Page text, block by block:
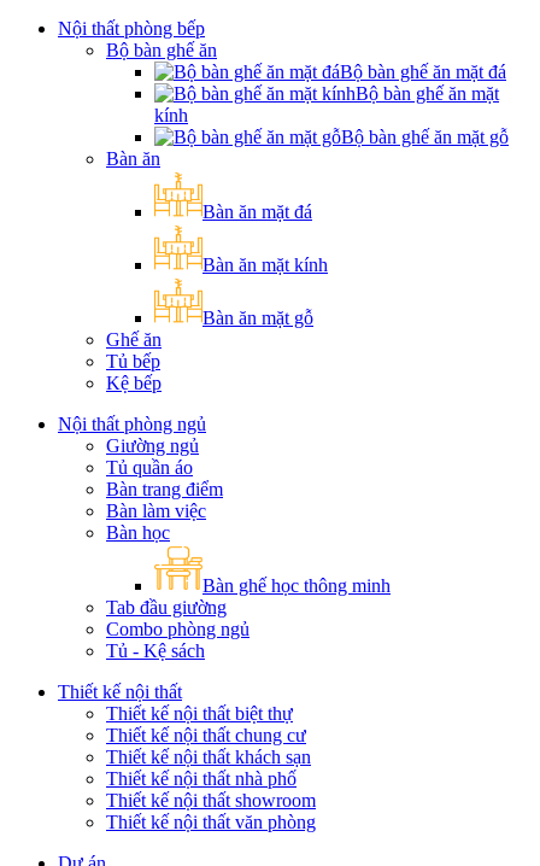
Nội thất phòng bếp
Bộ bàn ghế ăn
Bộ bàn ghế ăn mặt đá
Bộ bàn ghế ăn mặt
kính
Bộ bàn ghế ăn mặt gỗ
Bàn ăn
Bàn ăn mặt đá
Bàn ăn mặt kính
Bàn ăn mặt gỗ
Ghế ăn
Tủ bếp
Kệ bếp
Nội thất phòng ngủ
Giường ngủ
Tủ quần áo
Bàn trang điểm
Bàn làm việc
Bàn học
Bàn ghế học thông minh
Tab đầu giường
Combo phòng ngủ
Tủ - Kệ sách
Thiết kế nội thất
Thiết kế nội thất biệt thự
Thiết kế nội thất chung cư
Thiết kế nội thất khách sạn
Thiết kế nội thất nhà phố
Thiết kế nội thất showroom
Thiết kế nội thất văn phòng